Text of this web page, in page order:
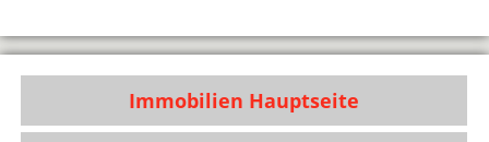
Immobilien Hauptseite